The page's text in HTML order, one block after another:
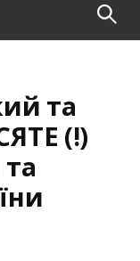
П
та
(!)